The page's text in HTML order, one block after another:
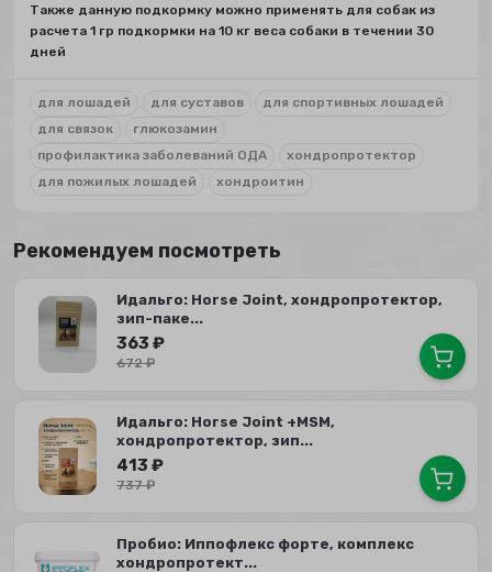
Также данную подкормку можно применять для собак из
расчета 1 гр подкормки на 10 кг веса собаки в течении 30
дней
для лошадей для суставов
для спортивных лошадей
для связок
глюкозамин
профилактика заболеваний ОДА
хондропротектор
для пожилых лошадей
хондроитин
Рекомендуем посмотреть
Идальго: Horse Joint, хондропротектор,
зип-паке...
363 ₽
672₽
Идальго: Horse Joint +MSM,
хондропротектор, зип...
413 ₽
737₽
Пробио: Иппофлекс форте, комплекс
хондропротект...